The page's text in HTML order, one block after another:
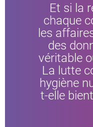
Et si la
chaque
les
des
véritable
La lutte
hygiène
t-elle